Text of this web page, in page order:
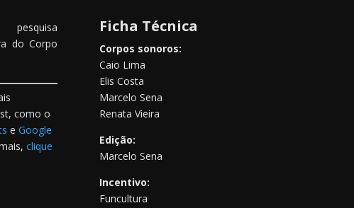
do Corpo
como o
e Google
clique
Ficha Técnica
Corpos sonoros:
Caio Lima
Elis Costa
Marcelo Sena
Renata Vieira
Edição:
Marcelo Sena
Incentivo:
Funcultura